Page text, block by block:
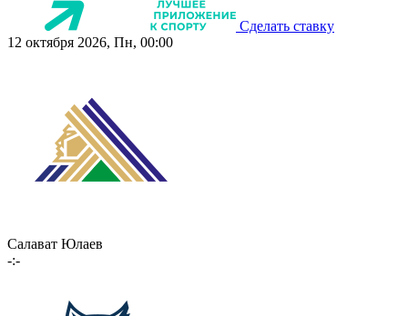
Сделать ставку
12 октября 2026, Пн, 00:00
Салават Юлаев
-:-